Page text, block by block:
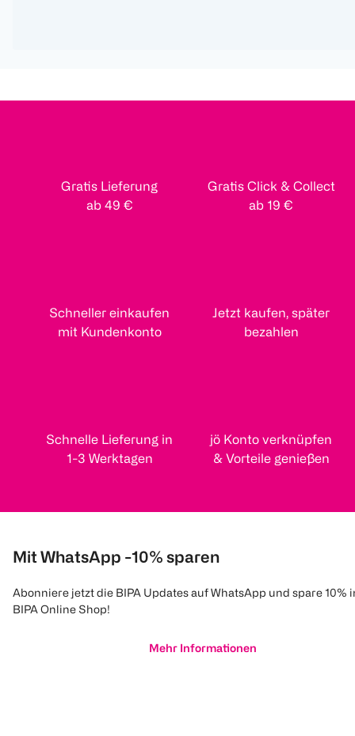
Gratis Lieferung
ab 49 €
Gratis Click & Collect
ab 19 €
Schneller einkaufen
mit Kundenkonto
Jetzt kaufen, später
bezahlen
Schnelle Lieferung in
1-3 Werktagen
jö Konto verknüpfen
& Vorteile genießen
Mit WhatsApp -10% sparen
Abonniere jetzt die BIPA Updates auf WhatsApp und spare 10%
BIPA Online Shop!
Mehr Informationen